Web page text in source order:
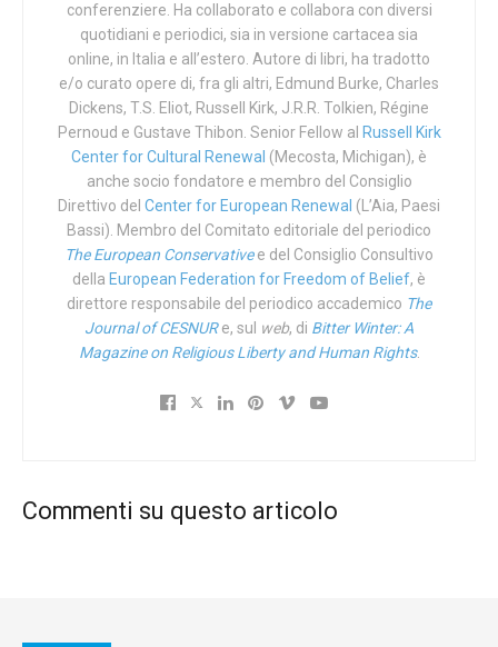
asimmetrico della scienza, la stessa che dimostra
incontrovertibilmente che i bimbi nel ventre delle proprie
madri non sono affatto grumi di cellule e però vengono
massacrati allegramente lo stesso. Come se la scienza
sia solo l’ennesimo strumento in mano alla politica, ai
media, al denaro. Ieri hanno votato 53 Stati. La
maggioranza è stata raggiunta per un solo voto. L’unico
Paese a votare contro, in Europa, è stata l’Ungheria. E poi
dicono che siamo tutti uguali.
Droga
conferenziere. Ha collaborato e collabora con diversi
quotidiani e periodici, sia in versione cartacea sia
online, in Italia e all’estero. Autore di libri, ha tradotto
e/o curato opere di, fra gli altri, Edmund Burke, Charles
Dickens, T.S. Eliot, Russell Kirk, J.R.R. Tolkien, Régine
Pernoud e Gustave Thibon. Senior Fellow al Russell Kirk
Center for Cultural Renewal (Mecosta, Michigan), è
anche socio fondatore e membro del Consiglio
Direttivo del Center for European Renewal (L’Aia, Paesi
Bassi). Membro del Comitato editoriale del periodico
The European Conservativee del Consiglio Consultivo
della European Federation for Freedom of Belief, è
direttore responsabile del periodico accademico The
Journal of CESNURe, sul web, di Bitter Winter: A
Magazine on Religious Liberty and Human Rights.
Commenti su questo articolo